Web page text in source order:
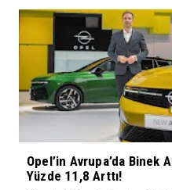
Opel’in Avrupa’da Binek
Yüzde 11,8 Arttı!